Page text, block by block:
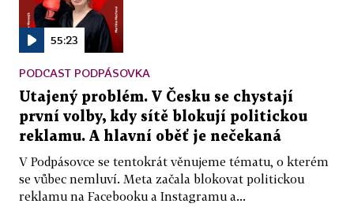
55:23
PODCAST PODPÁSOVKA
Utajený problém. V Česku se chystají
první volby, kdy sítě blokují politickou
reklamu. A hlavní oběť je nečekaná
V Podpásovce se tentokrát věnujeme tématu, o kterém
se vůbec nemluví. Meta začala blokovat politickou
reklamu na Facebooku a Instagramu a...